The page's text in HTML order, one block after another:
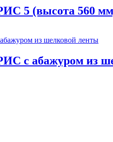
5 (высота 560
с абажуром из